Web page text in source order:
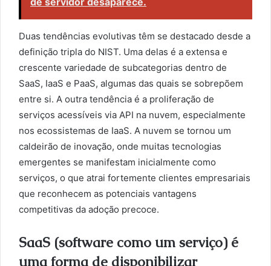
Duas tendências evolutivas têm se destacado desde a
definição tripla do NIST. Uma delas é a extensa e
crescente variedade de subcategorias dentro de
SaaS, IaaS e PaaS, algumas das quais se sobrepõem
entre si. A outra tendência é a proliferação de
serviços acessíveis via API na nuvem, especialmente
nos ecossistemas de IaaS. A nuvem se tornou um
caldeirão de inovação, onde muitas tecnologias
emergentes se manifestam inicialmente como
serviços, o que atrai fortemente clientes empresariais
que reconhecem as potenciais vantagens
competitivas da adoção precoce.
SaaS (software como um serviço) é
uma forma de disponibilizar